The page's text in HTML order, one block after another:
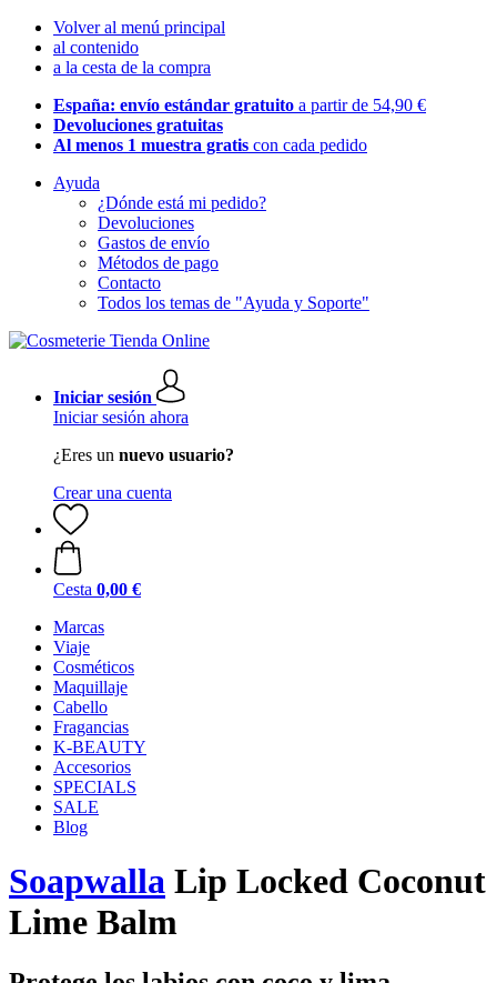
Volver al menú principal
al contenido
a la cesta de la compra
España: envío estándar gratuito a partir de 54,90 €
Devoluciones gratuitas
Al menos 1 muestra gratis con cada pedido
Ayuda
¿Dónde está mi pedido?
Devoluciones
Gastos de envío
Métodos de pago
Contacto
Todos los temas de "Ayuda y Soporte"
Iniciar sesión
Iniciar sesión ahora
¿Eres un nuevo usuario?
Crear una cuenta
Cesta 0,00 €
Marcas
Viaje
Cosméticos
Maquillaje
Cabello
Fragancias
K-BEAUTY
Accesorios
SPECIALS
SALE
Blog
Soapwalla Lip Locked Coconut
Lime Balm